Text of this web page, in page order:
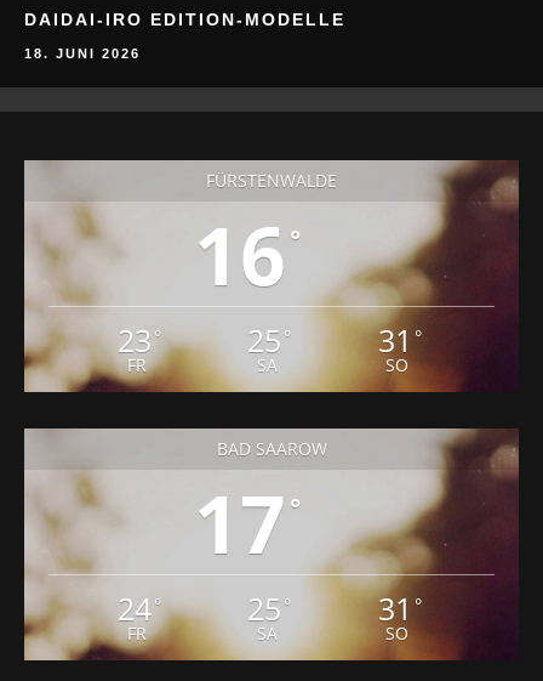
DAIDAI-IRO EDITION-MODELLE
18. JUNI 2026
FÜRSTENWALDE
16 °
23 °
FR
25 °
SA
31 °
SO
BAD SAAROW
17 °
24°
FR
25 °
SA
31 °
SO